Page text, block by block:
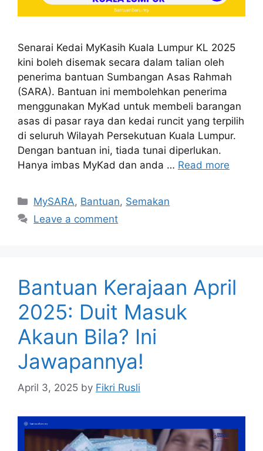
Senarai Kedai MyKasih Kuala Lumpur KL 2025
kini boleh disemak secara dalam talian oleh
penerima bantuan Sumbangan Asas Rahmah
(SARA). Bantuan ini membolehkan penerima
menggunakan MyKad untuk membeli barangan
asas di pasar raya dan kedai runcit yang terpilih
di seluruh Wilayah Persekutuan Kuala Lumpur.
Dengan bantuan ini, tiada tunai diperlukan.
Hanya imbas MyKad dan anda … Read more
Categories
MySARA, Bantuan, Semakan
Leave a comment
Bantuan Kerajaan April
2025: Duit Masuk
Akaun Bila? Ini
Jawapannya!
April 3, 2025 by Fikri Rusli